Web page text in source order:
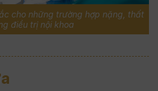
cho những trường hợp nặng, thất
điều trị nội khoa